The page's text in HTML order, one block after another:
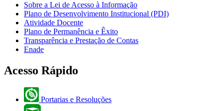
Sobre a Lei de Acesso à Informação
Plano de Desenvolvimento Institucional (PDI)
Atividade Docente
Plano de Permanência e Êxito
Transparência e Prestação de Contas
Enade
Acesso Rápido
Portarias e Resoluções